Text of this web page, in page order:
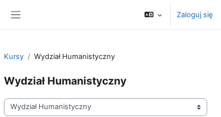
Zaloguj się
Kursy Wydział Humanistyczny
Wydział Humanistyczny
Kategorie kursów